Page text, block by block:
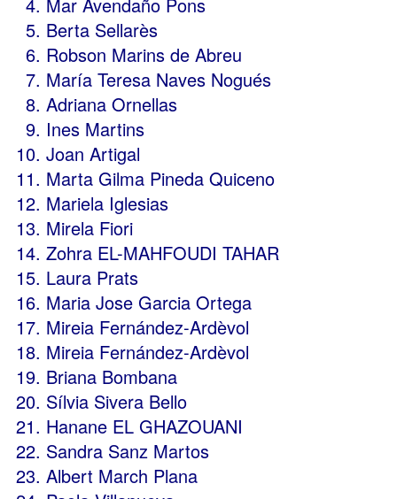
Berta Sellarès
Robson Marins de Abreu
María Teresa Naves Nogués
Adriana Ornellas
Ines Martins
Joan Artigal
Marta Gilma Pineda Quiceno
Mariela Iglesias
Mirela Fiori
Zohra EL-MAHFOUDI TAHAR
Laura Prats
Maria Jose Garcia Ortega
Mireia Fernández-Ardèvol
Mireia Fernández-Ardèvol
Briana Bombana
Sílvia Sivera Bello
Hanane EL GHAZOUANI
Sandra Sanz Martos
Albert March Plana